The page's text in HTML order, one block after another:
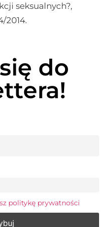
seksualnych?,
2014.
do
politykę prywatności